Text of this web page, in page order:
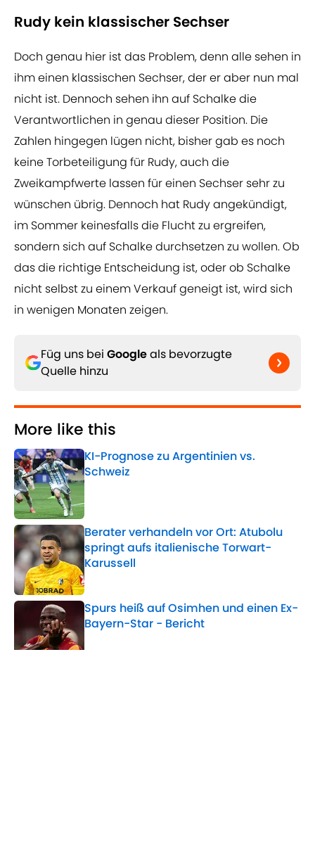
Rudy kein klassischer Sechser
Doch genau hier ist das Problem, denn alle sehen in
ihm einen klassischen Sechser, der er aber nun mal
nicht ist. Dennoch sehen ihn auf Schalke die
Verantwortlichen in genau dieser Position. Die
Zahlen hingegen lügen nicht, bisher gab es noch
keine Torbeteiligung für Rudy, auch die
Zweikampfwerte lassen für einen Sechser sehr zu
wünschen übrig. Dennoch hat Rudy angekündigt,
im Sommer keinesfalls die Flucht zu ergreifen,
sondern sich auf Schalke durchsetzen zu wollen. Ob
das die richtige Entscheidung ist, oder ob Schalke
nicht selbst zu einem Verkauf geneigt ist, wird sich
in wenigen Monaten zeigen.
Füg uns bei Googleals bevorzugte
Quelle hinzu
More like this
KI-Prognose zu Argentinien vs.
Schweiz
Published by on Invalid Date
Berater verhandeln vor Ort: Atubolu
springt aufs italienische Torwart-
Karussell
Published by on Invalid Date
Spurs heiß auf Osimhen und einen Ex-
Bayern-Star - Bericht